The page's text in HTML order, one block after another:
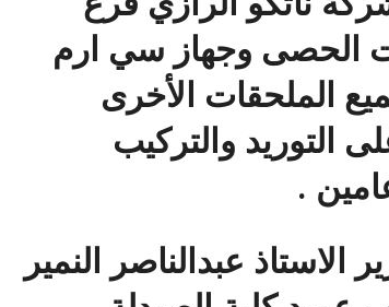
الحصى وجهاز سي ارم
الملحقات الأخرى
التوريد والتركيب
.
عبدالناصر النمير